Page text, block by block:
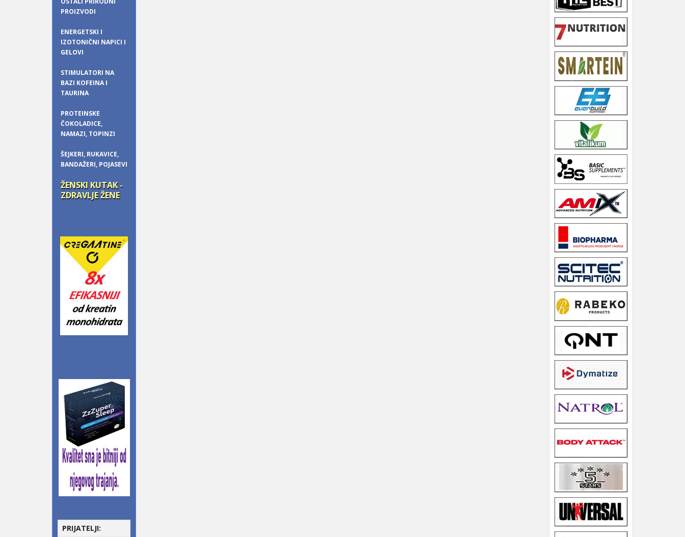
PROIZVODI
ENERGETSKI I
IZOTONIČNI NAPICI I
GELOVI
STIMULATORI NA
BAZI KOFEINA I
TAURINA
PROTEINSKE
ČOKOLADICE,
NAMAZI, TOPINZI
ŠEJKERI, RUKAVICE,
BANDAŽERI, POJASEVI
ŽENSKI KUTAK -
ZDRAVLJE ŽENE
PRIJATELJI: